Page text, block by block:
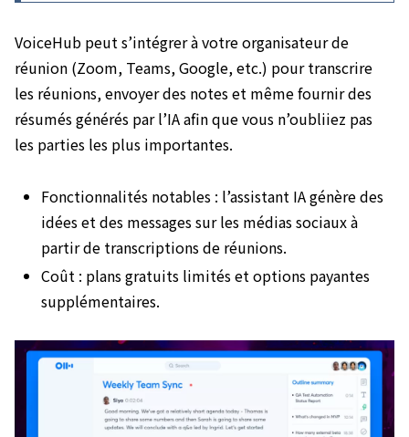
VoiceHub peut s’intégrer à votre organisateur de
réunion (Zoom, Teams, Google, etc.) pour transcrire
les réunions, envoyer des notes et même fournir des
résumés générés par l’IA afin que vous n’oubliiez pas
les parties les plus importantes.
Fonctionnalités notables : l’assistant IA génère des
idées et des messages sur les médias sociaux à
partir de transcriptions de réunions.
Coût : plans gratuits limités et options payantes
supplémentaires.